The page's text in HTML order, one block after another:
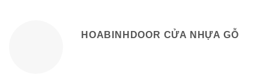
HOABINHDOOR CỬA NHỰA GỖ